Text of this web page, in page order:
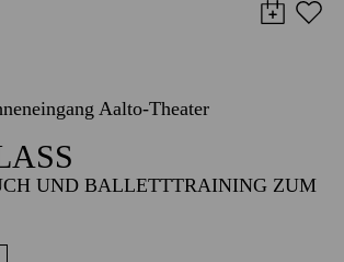
Aalto-Theater
UND BALLETTTRAINING ZUM